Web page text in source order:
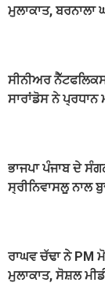
ਮੁਲਾਕਾਤ, ਬਰਨਾਲਾ
ਸੀਨੀਅਰ
ਸਾਰਾਂਡੋਸ ਨੇ ਪ੍ਰਧਾਨ
ਭਾਜਪਾ ਪੰਜਾਬ ਦੇ
ਸ੍ਰੀਨਿਵਾਸਲੂ ਨਾਲ
ਰਾਘਵ ਚੱਢਾ ਨੇ PM
ਮੁਲਾਕਾਤ, ਸੋਸ਼ਲ